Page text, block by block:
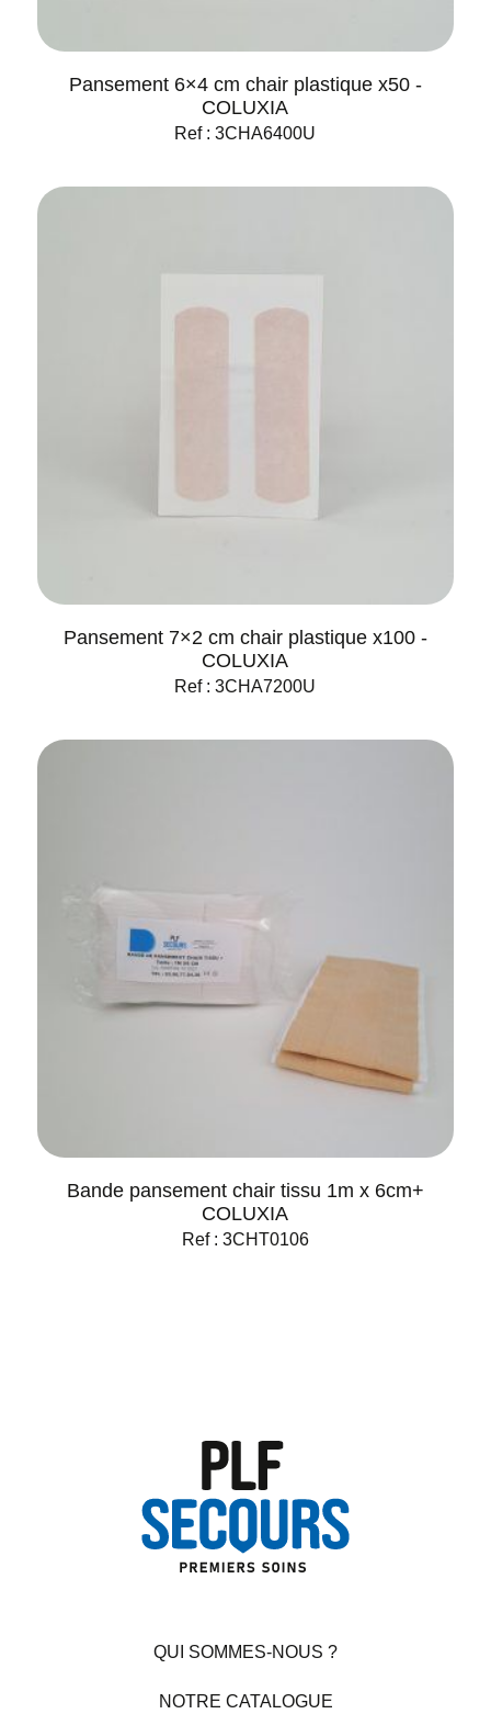
Pansement 6×4 cm chair plastique x50 -
COLUXIA
Ref : 3CHA6400U
Pansement 7×2 cm chair plastique x100 -
COLUXIA
Ref : 3CHA7200U
Bande pansement chair tissu 1m x 6cm+
COLUXIA
Ref : 3CHT0106
QUI SOMMES-NOUS ?
NOTRE CATALOGUE